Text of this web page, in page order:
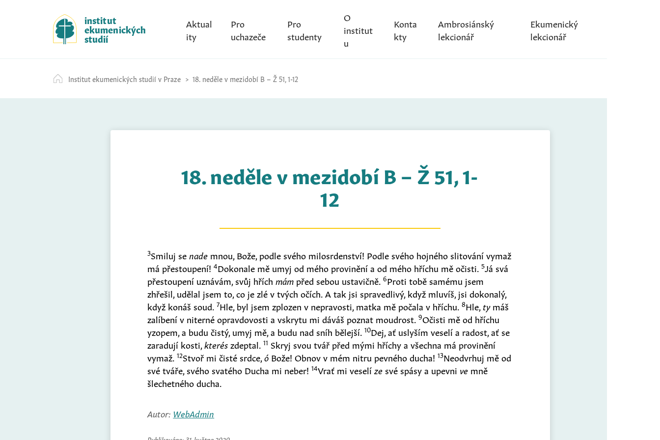
k
i
p
t
c
o
institut
ekumenických
studií
Aktual
ity
Pro
uchazeče
Pro
studenty
O
institut
u
Konta
kty
Ambrosiánský
lekcionář
Ekumenický
lekcionář
Institut ekumenických studií v Praze 18. neděle v mezidobí B – Ž 51, 1-12
18. neděle v mezidobí B – Ž 51, 1-
12
3Smiluj se nade mnou, Bože, podle svého milosrdenství! Podle svého hojného slitování vymaž
má přestoupení!4Dokonale mě umyj od mého provinění a od mého hříchu mě očisti.5Já svá
přestoupení uznávám, svůj hřích mám před sebou ustavičně.6Proti tobě samému jsem
zhřešil, udělal jsem to, co je zlé v tvých očích. A tak jsi spravedlivý, když mluvíš, jsi dokonalý,
když konáš soud.7Hle, byl jsem zplozen v nepravosti, matka mě počala v hříchu.8Hle, tymáš
zalíbení v niterné opravdovosti a vskrytu mi dáváš poznat moudrost.9Očisti mě od hříchu
yzopem, a budu čistý, umyj mě, a budu nad sníh bělejší.10Dej, ať uslyším veselí a radost, ať se
zaradují kosti, kterés zdeptal.11 Skryj svou tvář před mými hříchy a všechna má provinění
vymaž.12Stvoř mi čisté srdce,ó Bože! Obnov v mém nitru pevného ducha!13Neodvrhuj mě od
své tváře, svého svatého Ducha mi neber!14Vrať mi veselí ze své spásy a upevni ve mně
šlechetného ducha.
Autor: WebAdmin